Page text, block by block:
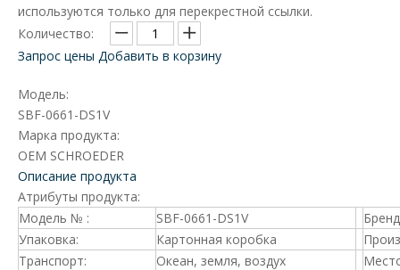
используются только для перекрестной ссылки.
Количество:
Запрос цены Добавить в корзину
Модель:
SBF-0661-DS1V
Марка продукта:
OEM SCHROEDER
Описание продукта
Атрибуты продукта:
Модель № :
SBF-0661-DS1V
Упаковка:
Картонная коробка
Транспорт:
Океан, земля, воздух